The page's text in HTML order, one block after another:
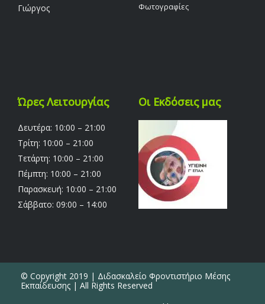
Γιώργος
Φωτογραφίες
Ώρες Λειτουργίας
Δευτέρα: 10:00 – 21:00
Τρίτη: 10:00 – 21:00
Τετάρτη: 10:00 – 21:00
Πέμπτη: 10:00 – 21:00
Παρασκευή: 10:00 – 21:00
Σάββατο: 09:00 – 14:00
Οι Εκδόσεις μας
© Copyright 2019 | Διδασκαλείο Φροντιστήριο Μέσης
Εκπαίδευσης | All Rights Reserved